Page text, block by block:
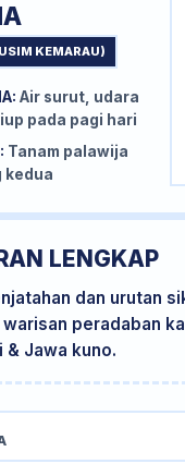
KEMARAU)
Air surut, udara
pada pagi hari
Tanam palawija
kedua
LENGKAP
dan urutan
peradaban
& Jawa kuno.